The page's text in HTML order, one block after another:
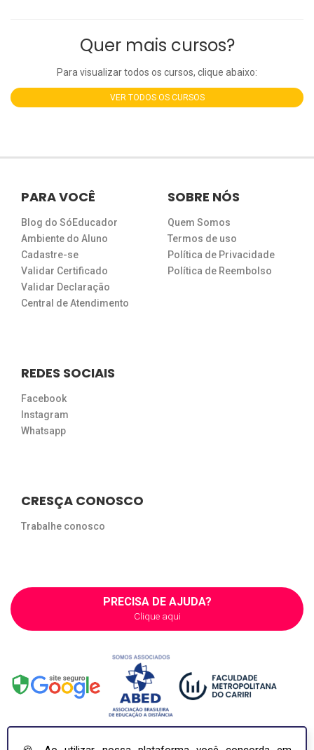
Quer mais cursos?
Para visualizar todos os cursos, clique abaixo:
VER TODOS OS CURSOS
PARA VOCÊ
Blog do SóEducador
Ambiente do Aluno
Cadastre-se
Validar Certificado
Validar Declaração
Central de Atendimento
SOBRE NÓS
Quem Somos
Termos de uso
Política de Privacidade
Política de Reembolso
REDES SOCIAIS
Facebook
Instagram
Whatsapp
CRESÇA CONOSCO
Trabalhe conosco
PRECISA DE AJUDA?
Clique aqui